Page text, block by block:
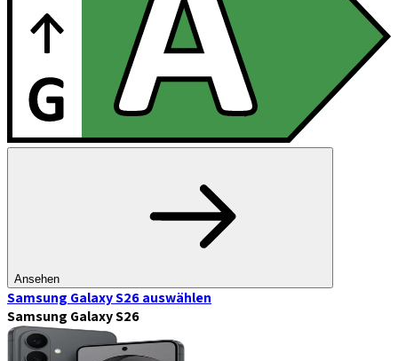
Ansehen
Samsung Galaxy S26auswählen
Samsung Galaxy S26